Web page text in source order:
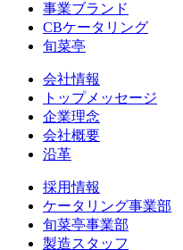
事業ブランド
CBケータリング
旬菜亭
会社情報
トップメッセージ
企業理念
会社概要
沿革
採用情報
ケータリング事業部
旬菜亭事業部
製造スタッフ